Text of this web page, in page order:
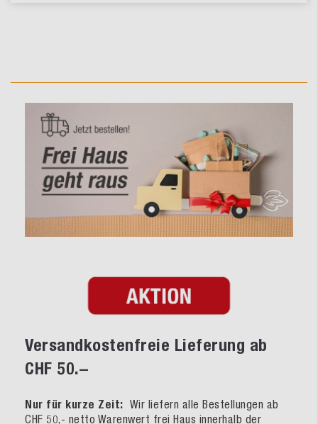
Versandkostenfreie Lieferung ab
CHF 50.–
Nur für kurze Zeit: Wir liefern alle Bestellungen ab
CHF 50,- netto Warenwert frei Haus innerhalb der